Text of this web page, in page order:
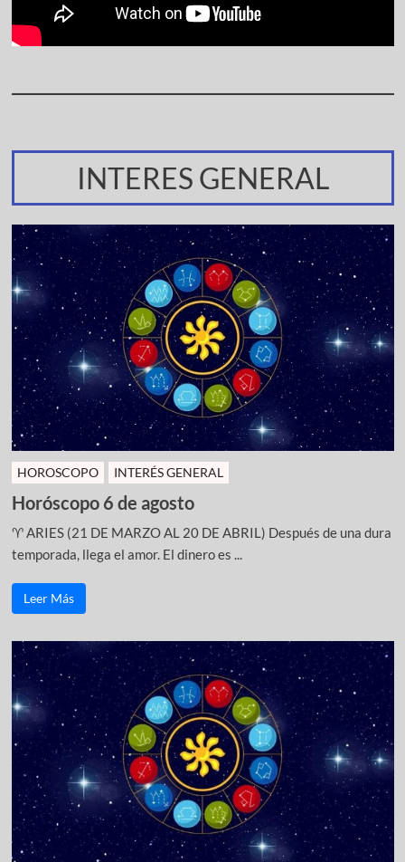
INTERES GENERAL
HOROSCOPO INTERÉS GENERAL
Horóscopo 6 de agosto
♈ ARIES (21 DE MARZO AL 20 DE ABRIL) Después de una dura
temporada, llega el amor. El dinero es ...
Leer Más